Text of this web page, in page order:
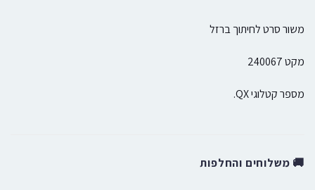
משור סרט לחיתוך ברזל
מקט 240067
מספר קטלוגי QX.
🚚 משלוחים והחלפות